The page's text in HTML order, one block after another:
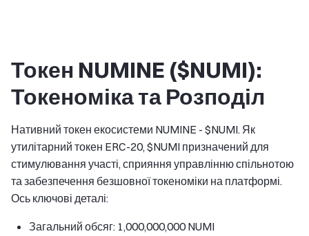
Токен NUMINE ($NUMI):
Токеноміка та Розподіл
Нативний токен екосистеми NUMINE - $NUMI. Як
утилітарний токен ERC-20, $NUMI призначений для
стимулювання участі, сприяння управлінню спільнотою
та забезпечення безшовної токеноміки на платформі.
Ось ключові деталі:
Загальний обсяг: 1,000,000,000 NUMI